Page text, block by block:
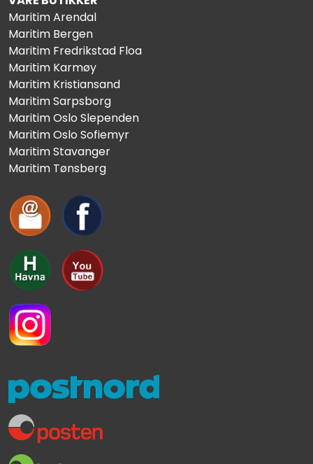
Maritim Arendal
Maritim Bergen
Maritim Fredrikstad Floa
Maritim Karmøy
Maritim Kristiansand
Maritim Sarpsborg
Maritim Oslo Slependen
Maritim Oslo Sofiemyr
Maritim Stavanger
Maritim Tønsberg